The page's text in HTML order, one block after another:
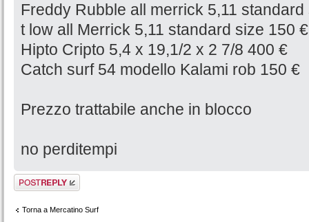
Freddy Rubble all merrick 5,11
t low all Merrick 5,11 standard size 150 €
Hipto Cripto 5,4 x 19,1/2 x 2 7/8 400 €
Catch surf 54 modello Kalami rob 150 €
Prezzo trattabile anche in blocco
no perditempi
Rispondi al
messaggio
Torna a Mercatino Surf